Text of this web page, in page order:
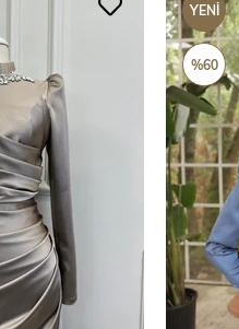
YENI
ÜRÜN
%60